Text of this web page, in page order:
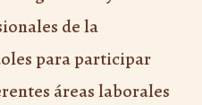
de la
para participar
áreas laborales